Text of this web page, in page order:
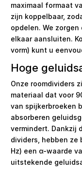
maximaal formaat
zijn koppelbaar,
opdelen. We
elkaar aansluiten.
vorm) kunt u
Hoge
Onze roomdividers
materiaal dat voor
van spijkerbroeken
absorberen
vermindert. Dankzij
dividers, hebben ze
Hz) een α-waarde
uitstekende